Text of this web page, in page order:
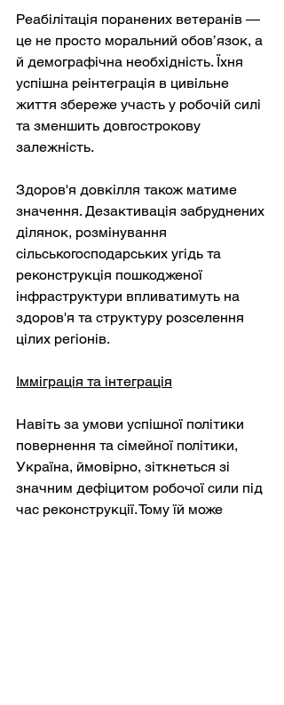
Реабілітація поранених ветеранів —
це не просто моральний обов’язок, а
й демографічна необхідність. Їхня
успішна реінтеграція в цивільне
життя збереже участь у робочій силі
та зменшить довгострокову
залежність.
Здоров'я довкілля також матиме
значення. Дезактивація забруднених
ділянок, розмінування
сільськогосподарських угідь та
реконструкція пошкодженої
інфраструктури впливатимуть на
здоров'я та структуру розселення
цілих регіонів.
Імміграція та інтеграція
Навіть за умови успішної політики
повернення та сімейної політики,
Україна, ймовірно, зіткнеться зі
значним дефіцитом робочої сили під
час реконструкції. Тому їй може